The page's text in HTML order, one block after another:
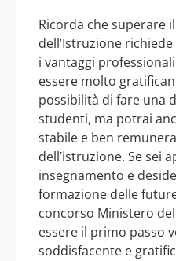
Ricorda che superare
dell’Istruzione
i vantaggi
essere molto
possibilità di fare una
studenti, ma potrai
stabile e ben
dell’istruzione. Se sei
insegnamento e
formazione delle
concorso Ministero
essere il primo passo
soddisfacente e